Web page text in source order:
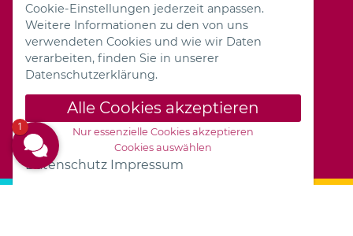
Hotel FREIZEIT IN Göttingen
Dransfelder Straße 3
37079 Göttingen
+49 551 9001-0
Cookie-Einstellungen
Datenschutz
Impressum
Cookie-Einstellungen jederzeit anpassen.
Weitere Informationen zu den von uns
verwendeten Cookies und wie wir Daten
verarbeiten, finden Sie in unserer
Datenschutzerklärung.
Alle Cookies akzeptieren
Nur essenzielle Cookies akzeptieren
Cookies auswählen
Datenschutz Impressum
1